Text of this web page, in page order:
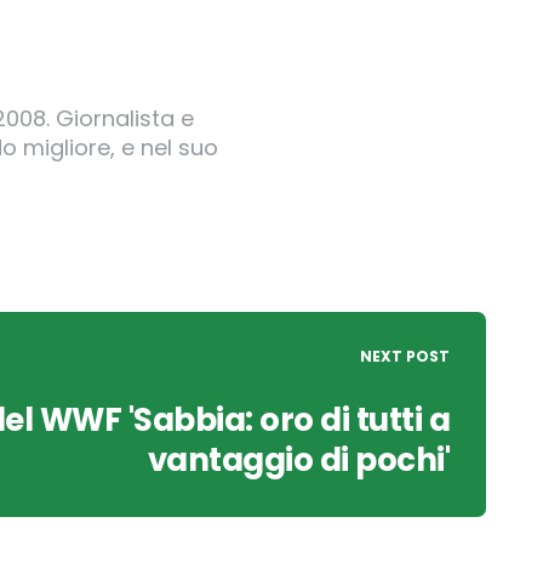
Giornalista e
migliore, e nel suo
NEXT POST
WWF 'Sabbia: oro di tutti a
vantaggio di pochi'